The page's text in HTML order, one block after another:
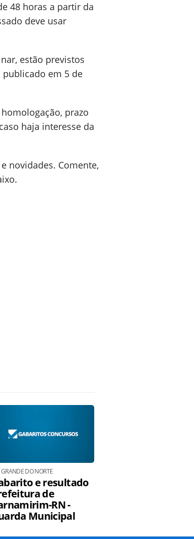
48 horas a partir da
deve usar
estão previstos
em 5 de
prazo
haja interesse da
novidades. Comente,
GRANDE DO NORTE
e resultado
de
RN -
Municipal